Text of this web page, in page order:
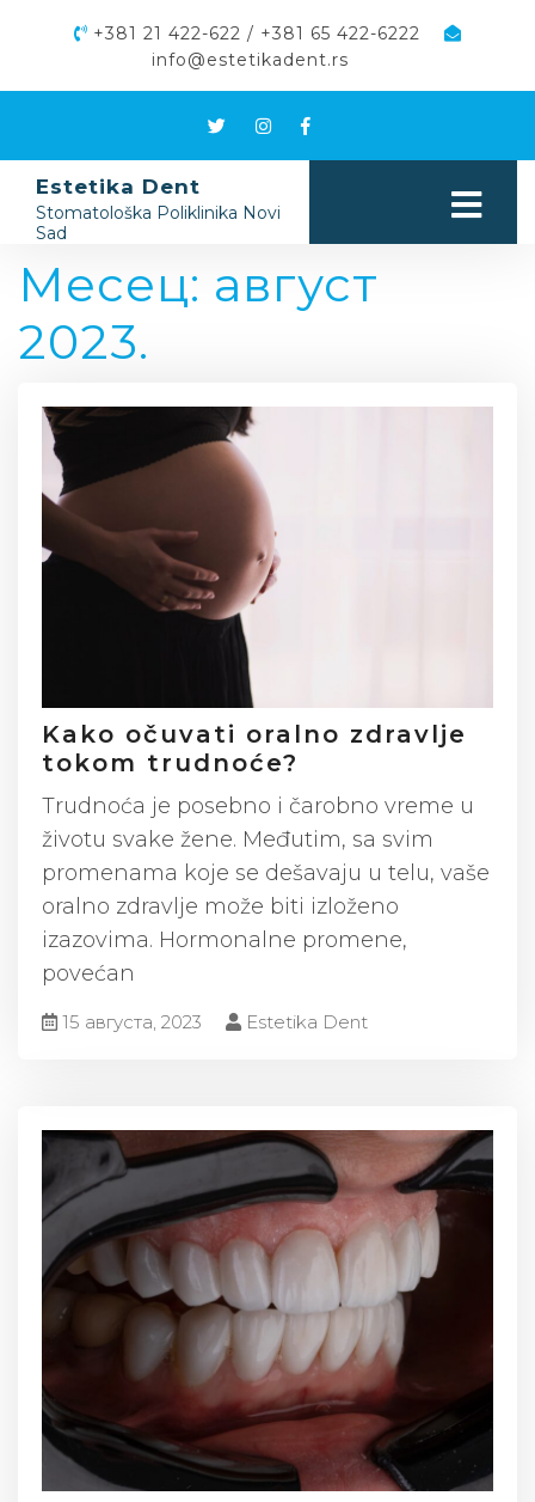
+381 21 422-622 / +381 65 422-6222
info@estetikadent.rs
Estetika Dent
Stomatološka Poliklinika Novi
Sad
Месец: август
2023.
Kako očuvati oralno zdravlje
tokom trudnoće?
Trudnoća je posebno i čarobno vreme u
životu svake žene. Međutim, sa svim
promenama koje se dešavaju u telu, vaše
oralno zdravlje može biti izloženo
izazovima. Hormonalne promene,
povećan
15 августа, 2023 Estetika Dent